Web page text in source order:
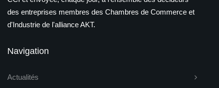
des entreprises membres des Chambres de Commerce et
d'Industrie de l'alliance AKT.
Navigation
Actualités